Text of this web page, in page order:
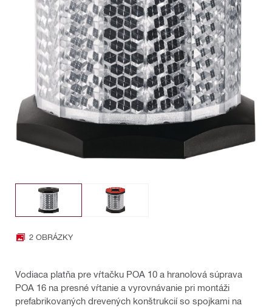
2 OBRÁZKY
Vodiaca platňa pre vŕtačku POA 10 a hranolová súprava
POA 16 na presné vŕtanie a vyrovnávanie pri montáži
prefabrikovaných drevených konštrukcií so spojkami na